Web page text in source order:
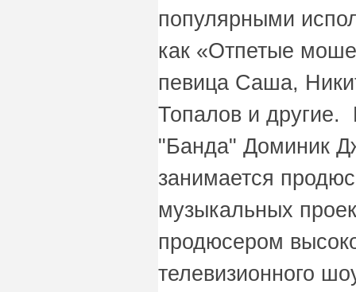
популярными
как «Отпетые
певица Саша,
Топалов и другие.
"Банда" Доминик
занимается
музыкальных
продюсером
телевизионного